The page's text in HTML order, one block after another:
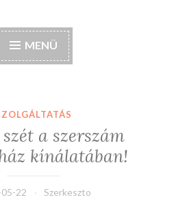
MENÜ
a szerszám
kínálatában!
22 Szerkeszto